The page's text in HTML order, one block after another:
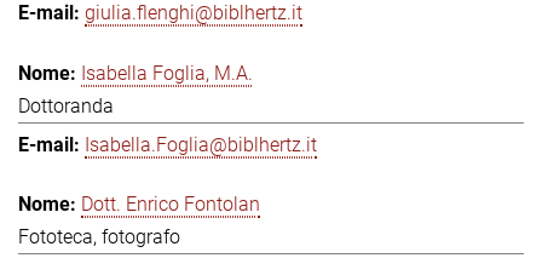
giulia.flenghi@biblhertz.it
Isabella Foglia, M.A.
Dottoranda
Isabella.Foglia@biblhertz.it
Dott. Enrico Fontolan
Fototeca, fotografo